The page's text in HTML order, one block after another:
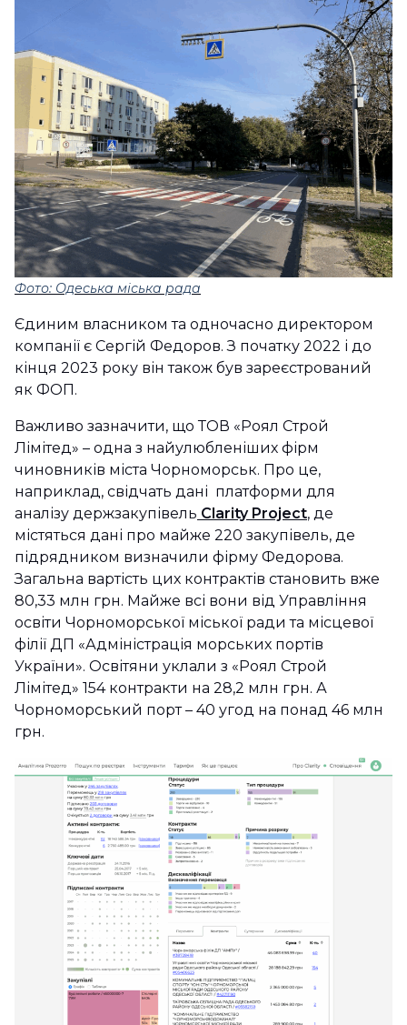
Фото: Одеська міська рада
Єдиним власником та одночасно директором
компанії є Сергій Федоров. З початку 2022 і до
кінця 2023 року він також був зареєстрований
як ФОП.
Важливо зазначити, що ТОВ «Роял Строй
Лімітед» – одна з найулюбленіших фірм
чиновників міста Чорноморськ. Про це,
наприклад, свідчать дані платформи для
аналізу держзакупівель Clarity Project, де
містяться дані про майже 220 закупівель, де
підрядником визначили фірму Федорова.
Загальна вартість цих контрактів становить вже
80,33 млн грн. Майже всі вони від Управління
освіти Чорноморської міської ради та місцевої
філії ДП «Адміністрація морських портів
України». Освітяни уклали з «Роял Строй
Лімітед» 154 контракти на 28,2 млн грн. А
Чорноморський порт – 40 угод на понад 46 млн
грн.